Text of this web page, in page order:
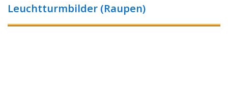
Leuchtturmbilder (Raupen)